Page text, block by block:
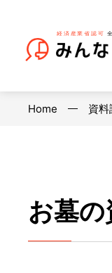
Home 資
お墓